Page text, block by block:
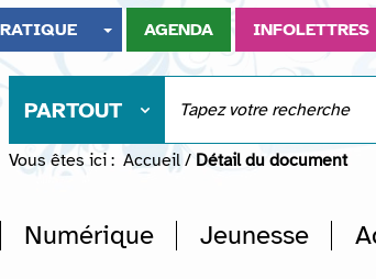
AGENDA INFOLETTRES
PARTOUT
Vous êtes ici : Accueil / Détail du document
Numérique Jeunesse